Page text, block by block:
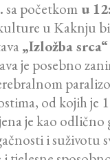
sa početkom u
u Kaknju
„Izložba srca“
je posebno
od kojih je
je kao odlično
i suživotu